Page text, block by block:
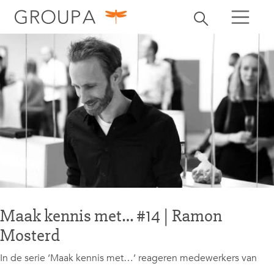
Zoekbalk
zoeken zoeken
Maak kennis met… #14 | Ramon
Mosterd
In de serie ‘Maak kennis met…’ reageren medewerkers van